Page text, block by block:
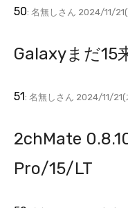
50: 名無しさん 2024/11/
Galaxyまだ15
51: 名無しさん 2024/11/
2chMate
Pro/15/LT